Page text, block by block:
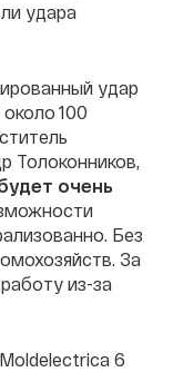
удара
удар
100
Толоконников,
очень
Без
За
из-за
6